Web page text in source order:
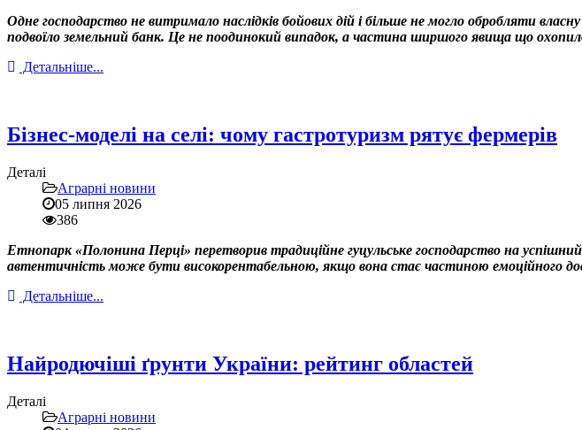
Одне господарство не витримало наслідків бойових дій і більше не могло обробляти
подвоїло земельний банк. Це не поодинокий випадок, а частина ширшого явища що
Детальніше...
Бізнес-моделі на селі: чому гастротуризм рятує фермерів
Деталі
Аграрні новини
05 липня 2026
386
Етнопарк «Полонина Перці» перетворив традиційне гуцульське господарство на
автентичність може бути високорентабельною, якщо вона стає частиною емоційного
Детальніше...
Найродючіші ґрунти України: рейтинг областей
Деталі
Аграрні новини